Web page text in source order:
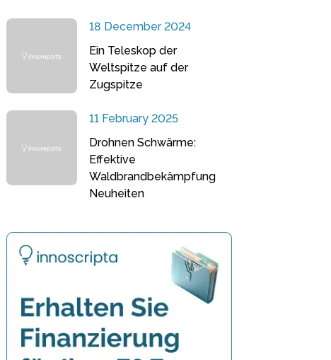
18 December 2024
Ein Teleskop der
Weltspitze auf der
Zugspitze
11 February 2025
Drohnen Schwärme:
Effektive
Waldbrandbekämpfung
Neuheiten